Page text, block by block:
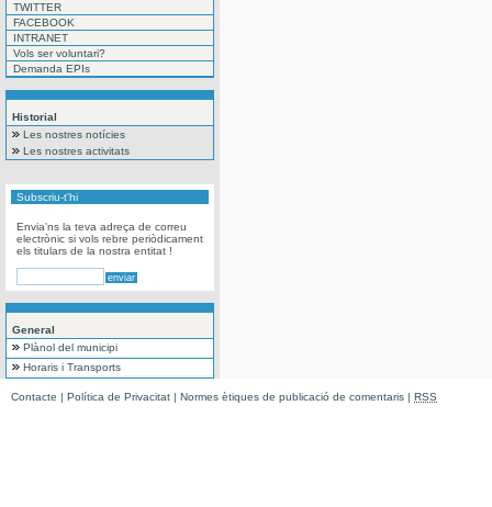
TWITTER
FACEBOOK
INTRANET
Vols ser voluntari?
Demanda EPIs
Historial
Les nostres notícies
Les nostres activitats
Subscriu-t'hi
Envia'ns la teva adreça de correu
electrònic si vols rebre periòdicament
els titulars de la nostra entitat !
General
Plànol del municipi
Horaris i Transports
Contacte | Política de Privacitat | Normes ètiques de publicació de comentaris | RSS